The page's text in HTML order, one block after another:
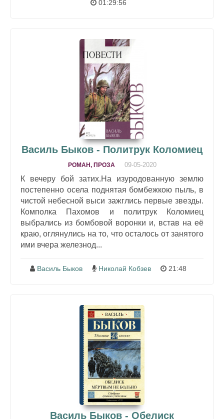
01:29:56
Василь Быков - Политрук Коломиец
РОМАН, ПРОЗА 09-05-2020
К вечеру бой затих.На изуродованную землю
постепенно осела поднятая бомбежкою пыль, в
чистой небесной выси зажглись первые звезды.
Комполка Пахомов и политрук Коломиец
выбрались из бомбовой воронки и, встав на её
краю, оглянулись на то, что осталось от занятого
ими вчера железнод...
Василь Быков Николай Кобзев 21:48
Василь Быков - Обелиск